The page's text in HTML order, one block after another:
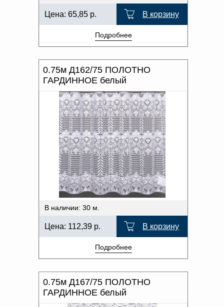
Цена: 65,85 р. В корзину
Подробнее
0.75м Д162/75 ПОЛОТНО
ГАРДИННОЕ белый
В наличии: 30 м.
Цена: 112,39 р. В корзину
Подробнее
0.75м Д167/75 ПОЛОТНО
ГАРДИННОЕ белый